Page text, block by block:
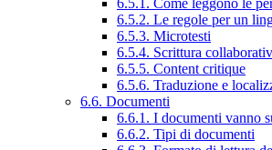
6.5.1. Come leggono le
6.5.2. Le regole per un
6.5.3. Microtesti
6.5.4. Scrittura
6.5.5. Content critique
6.5.6. Traduzione e
6.6. Documenti
6.6.1. I documenti vanno
6.6.2. Tipi di documenti